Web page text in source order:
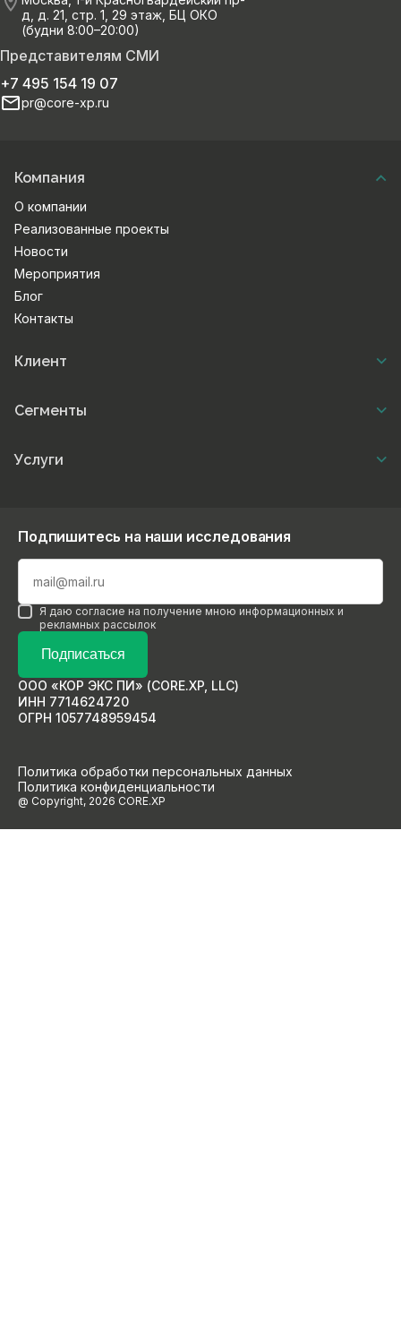
Представителям СМИ
+7 495 154 19 07
pr@core-xp.ru
д, д. 21, стр. 1, 29 этаж, БЦ ОКО
(будни 8:00–20:00)
Компания
О компании
Реализованные проекты
Новости
Мероприятия
Блог
Контакты
Клиент
Сегменты
Услуги
ООО «КОР ЭКС ПИ» (CORE.XP, LLC)
ИНН 7714624720
ОГРН 1057748959454
Политика обработки персональных данных
Политика конфиденциальности
@ Copyright, 2026 CORE.XP
Подпишитесь на наши исследования
Подписаться
Я даю согласие на получение мною информационных и
рекламных рассылок